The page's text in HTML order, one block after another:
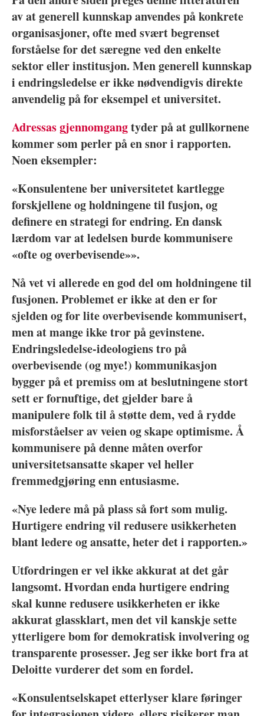
av at generell kunnskap anvendes på konkrete
organisasjoner, ofte med svært begrenset
forståelse for det særegne ved den enkelte
sektor eller institusjon. Men generell kunnskap
i endringsledelse er ikke nødvendigvis direkte
anvendelig på for eksempel et universitet.
Adressas gjennomgangtyder på at gullkornene
kommer som perler på en snor i rapporten.
Noen eksempler:
«Konsulenteneber universitetet kartlegge
forskjellene og holdningene til fusjon, og
definere en strategi for endring. En dansk
lærdom var at ledelsen burde kommunisere
«ofte og overbevisende»».
Nå vet vi allerede en god del om holdningene til
fusjonen. Problemet er ikke at den er for
sjelden og for lite overbevisende kommunisert,
men at mange ikke tror på gevinstene.
Endringsledelse-ideologiens tro på
overbevisende (og mye!) kommunikasjon
bygger på et premiss om at beslutningene stort
sett er fornuftige, det gjelder bare å
manipulere folk til å støtte dem, ved å rydde
misforståelser av veien og skape optimisme. Å
kommunisere på denne måten overfor
universitetsansatte skaper vel heller
fremmedgjøring enn entusiasme.
«Nye lederemå på plass så fort som mulig.
Hurtigere endring vil redusere usikkerheten
blant ledere og ansatte, heter det i rapporten.»
Utfordringen er vel ikke akkurat at det går
langsomt. Hvordan enda hurtigere endring
skal kunne redusere usikkerheten er ikke
akkurat glassklart, men det vil kanskje sette
ytterligere bom for demokratisk involvering og
transparente prosesser. Jeg ser ikke bort fra at
Deloitte vurderer det som en fordel.
«Konsulentselskapet etterlyser klare føringer